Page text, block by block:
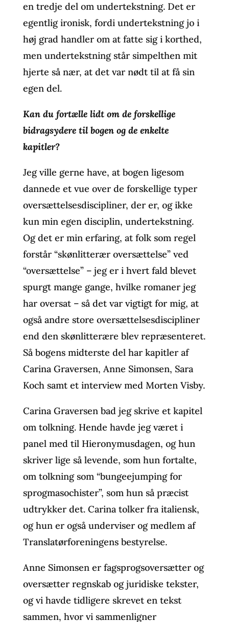
en tredje del om undertekstning. Det er
egentlig ironisk, fordi undertekstning jo i
høj grad handler om at fatte sig i korthed,
men undertekstning står simpelthen mit
hjerte så nær, at det var nødt til at få sin
egen del.
Kan du fortælle lidt om de forskellige
bidragsydere til bogen og de enkelte
kapitler?
Jeg ville gerne have, at bogen ligesom
dannede et vue over de forskellige typer
oversættelsesdiscipliner, der er, og ikke
kun min egen disciplin, undertekstning.
Og det er min erfaring, at folk som regel
forstår “skønlitterær oversættelse” ved
“oversættelse” – jeg er i hvert fald blevet
spurgt mange gange, hvilke romaner jeg
har oversat – så det var vigtigt for mig, at
også andre store oversættelsesdiscipliner
end den skønlitterære blev repræsenteret.
Så bogens midterste del har kapitler af
Carina Graversen, Anne Simonsen, Sara
Koch samt et interview med Morten Visby.
Carina Graversen bad jeg skrive et kapitel
om tolkning. Hende havde jeg været i
panel med til Hieronymusdagen, og hun
skriver lige så levende, som hun fortalte,
om tolkning som “bungeejumping for
sprogmasochister”, som hun så præcist
udtrykker det. Carina tolker fra italiensk,
og hun er også underviser og medlem af
Translatørforeningens bestyrelse.
Anne Simonsen er fagsprogsoversætter og
oversætter regnskab og juridiske tekster,
og vi havde tidligere skrevet en tekst
sammen, hvor vi sammenligner